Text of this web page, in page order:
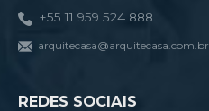
+55 11 959 524 888
arquitecasa@arquitecasa.com.br
REDES SOCIAIS